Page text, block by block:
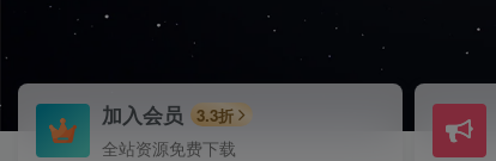
加入会员 3.3折
全站资源免费下载